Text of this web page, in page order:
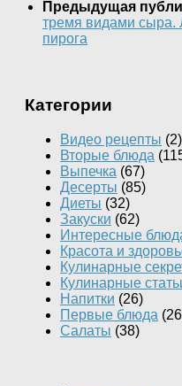
Предыдущая
тремя видами сыра.
пирога
Категории
Видео рецепты (2)
Вторые блюда
Выпечка (67)
Десерты (85)
Диеты (32)
Закуски (62)
Интересные
Красота и
Кулинарные
Кулинарные
Напитки (26)
Первые блюда
Салаты (38)